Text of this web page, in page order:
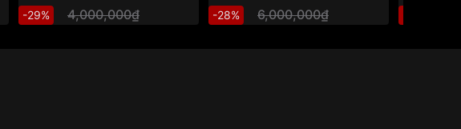
-29% 4,000,000₫ -28% 6,000,000₫